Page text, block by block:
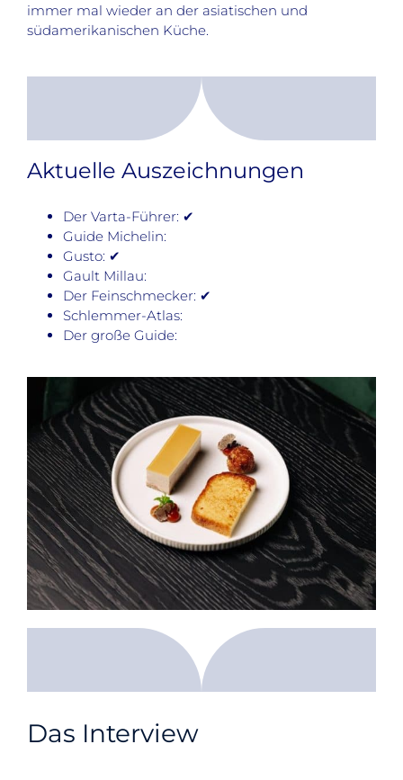
immer mal wieder an der asiatischen und
südamerikanischen Küche.
Aktuelle Auszeichnungen
Der Varta-Führer: ✔
Guide Michelin:
Gusto: ✔
Gault Millau:
Der Feinschmecker: ✔
Schlemmer-Atlas:
Der große Guide:
Das Interview